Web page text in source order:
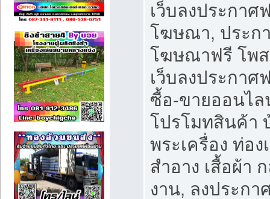
เว็บลงประกา
โฆษณา, ประก
โฆษณาฟรี โพส
เว็บลงประกา
ซื้อ-ขายออนไล
โปรโมทสินค้า
พระเครื่อง ท่อง
สำอาง เสื้อผ้า
งาน, ลงประก